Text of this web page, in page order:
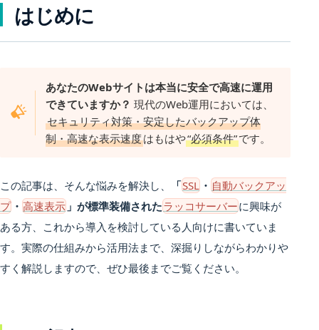
はじめに
あなたのWebサイトは本当に安全で高速に運用
できていますか？ 現代のWeb運用においては、
セキュリティ対策・安定したバックアップ体
制・高速な表示速度はもはや“必須条件”です。
この記事は、そんな悩みを解決し、 「SSL ・ 自動バックアッ
プ ・ 高速表示 」が標準装備されたラッコサーバーに興味が
ある方、これから導入を検討している人向けに書いていま
す。実際の仕組みから活用法まで、深掘りしながらわかりや
すく解説しますので、ぜひ最後までご覧ください。